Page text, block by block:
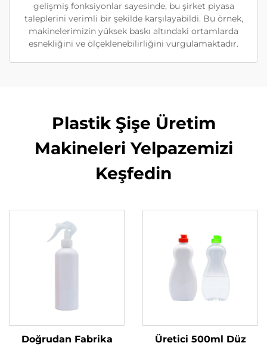
gelişmiş fonksiyonlar sayesinde, bu şirket piyasa
taleplerini verimli bir şekilde karşılayabildi. Bu örnek,
makinelerimizin yüksek baskı altındaki ortamlarda
esnekliğini ve ölçeklenebilirliğini vurgulamaktadır.
Plastik Şişe Üretim
Makineleri Yelpazemizi
Keşfedin
Doğrudan Fabrika
Üretici 500ml Düz